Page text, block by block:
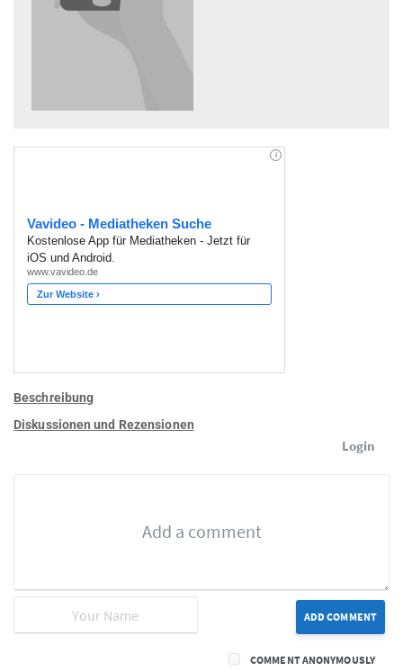
Beschreibung
Diskussionen und Rezensionen
Login
ADD COMMENT
COMMENT ANONYMOUSLY